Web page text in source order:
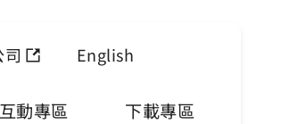
English
互動專區 下載專區